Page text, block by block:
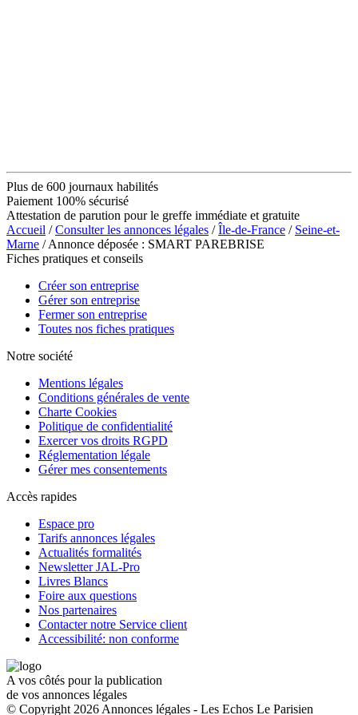
Plus de 600 journaux habilités
Paiement 100% sécurisé
Attestation de parution pour le greffe immédiate et gratuite
Accueil /Consulter les annonces légales /Île-de-France / Seine-et-
Marne / Annonce déposée : SMART PAREBRISE
Fiches pratiques et conseils
Créer son entreprise
Gérer son entreprise
Fermer son entreprise
Toutes nos fiches pratiques
Notre société
Mentions légales
Conditions générales de vente
Charte Cookies
Politique de confidentialité
Exercer vos droits RGPD
Réglementation légale
Gérer mes consentements
Accès rapides
Espace pro
Tarifs annonces légales
Actualités formalités
Newsletter JAL-Pro
Livres Blancs
Foire aux questions
Nos partenaires
Contacter notre Service client
Accessibilité: non conforme
A vos côtés pour la publication
de vos annonces légales
© Copyright 2026 Annonces légales - Les Echos Le Parisien